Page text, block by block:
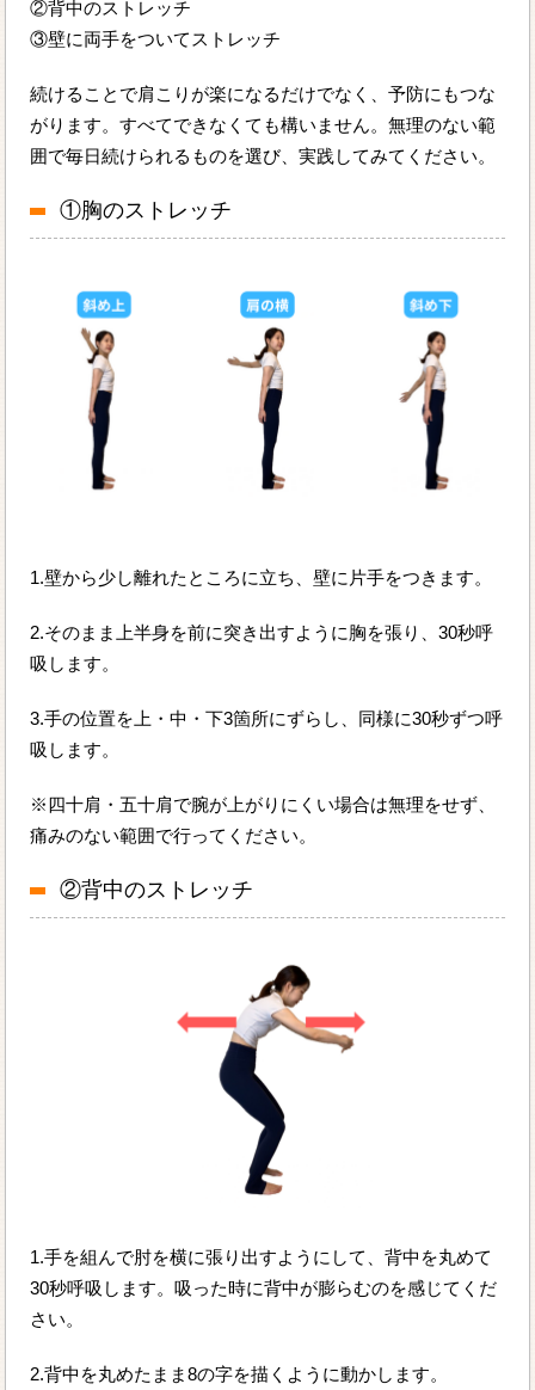
②背中のストレッチ
③壁に両手をついてストレッチ
続けることで肩こりが楽になるだけでなく、予防にもつな
がります。すべてできなくても構いません。無理のない範
囲で毎日続けられるものを選び、実践してみてください。
①胸のストレッチ
1.壁から少し離れたところに立ち、壁に片手をつきます。
2.そのまま上半身を前に突き出すように胸を張り、30秒呼
吸します。
3.手の位置を上・中・下3箇所にずらし、同様に30秒ずつ呼
吸します。
※四十肩・五十肩で腕が上がりにくい場合は無理をせず、
痛みのない範囲で行ってください。
②背中のストレッチ
1.手を組んで肘を横に張り出すようにして、背中を丸めて
30秒呼吸します。吸った時に背中が膨らむのを感じてくだ
さい。
2.背中を丸めたまま8の字を描くように動かします。